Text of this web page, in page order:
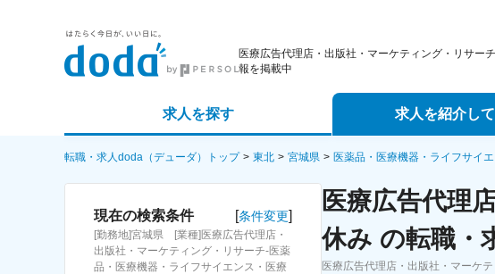
医療広告代理店・出版社・マーケティング・リサー
報を掲載中
求人を探す
詳細条件から探す
求人特集から探す
求人を紹介し
エージェントサービス
スカウトサービス
パートナーエージェント
転職・求人doda（デューダ）トップ 東北 宮城県 医薬品・医療機器・ライフサイ
現在の検索条件 [条件変更]
[勤務地]宮城県 [業種]医療広告代理店・
出版社・マーケティング・リサーチ-医薬
品・医療機器・ライフサイエンス・医療
医療広告代理
休み の転職・
医療広告代理店・出版社・マーケ